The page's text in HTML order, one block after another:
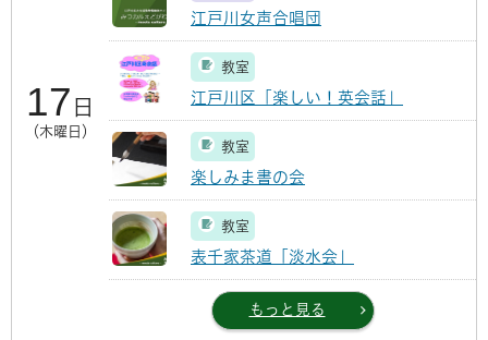
17 日
（木曜日）
江戸川女声合唱団
教室
江戸川区「楽しい！英会話」
教室
楽しみま書の会
教室
表千家茶道「淡水会」
もっと見る